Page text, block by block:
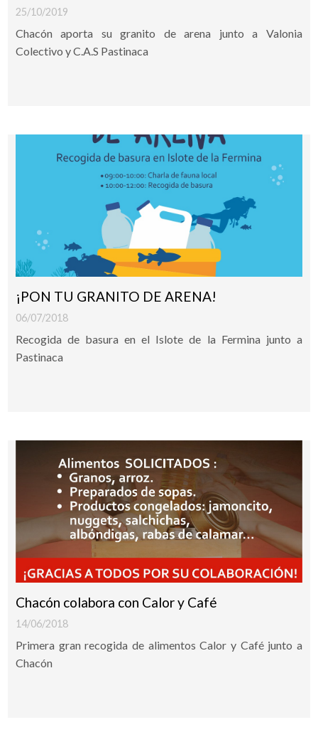
25/10/2019
Chacón aporta su granito de arena junto a Valonia
Colectivo y C.A.S Pastinaca
¡PON TU GRANITO DE ARENA!
06/07/2018
Recogida de basura en el Islote de la Fermina junto a
Pastinaca
Chacón colabora con Calor y Café
14/06/2018
Primera gran recogida de alimentos Calor y Café junto a
Chacón